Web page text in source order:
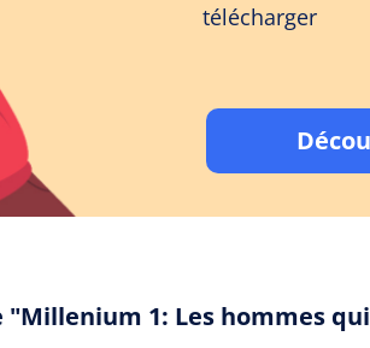
télécharger
1: Les hommes